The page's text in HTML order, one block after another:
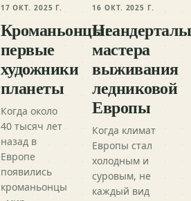
17 ОКТ. 2025 Г.
Кроманьонцы:
первые
художники
планеты
Когда около
40 тысяч лет
назад в
Европе
появились
кроманьонцы
16 ОКТ. 2025 Г.
мастера
выживания
ледниковой
Европы
Когда климат
Европы стал
холодным и
суровым, не
каждый вид